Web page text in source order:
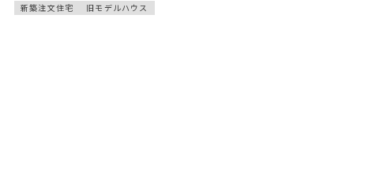
新築注文住宅 旧モデルハウス